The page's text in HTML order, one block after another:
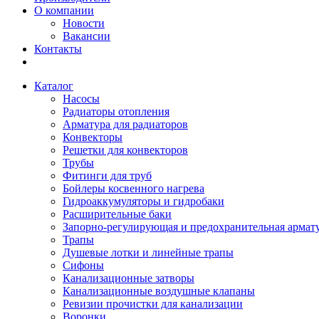
О компании
Новости
Вакансии
Контакты
Каталог
Насосы
Радиаторы отопления
Арматура для радиаторов
Конвекторы
Решетки для конвекторов
Трубы
Фитинги для труб
Бойлеры косвенного нагрева
Гидроаккумуляторы и гидробаки
Расширительные баки
Запорно-регулирующая и предохранительная
Трапы
Душевые лотки и линейные трапы
Сифоны
Канализационные затворы
Канализационные воздушные клапаны
Ревизии прочистки для канализации
Воронки